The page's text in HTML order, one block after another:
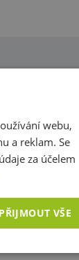
webu,
a reklam. Se
za účelem
PŘIJMOUT VŠE